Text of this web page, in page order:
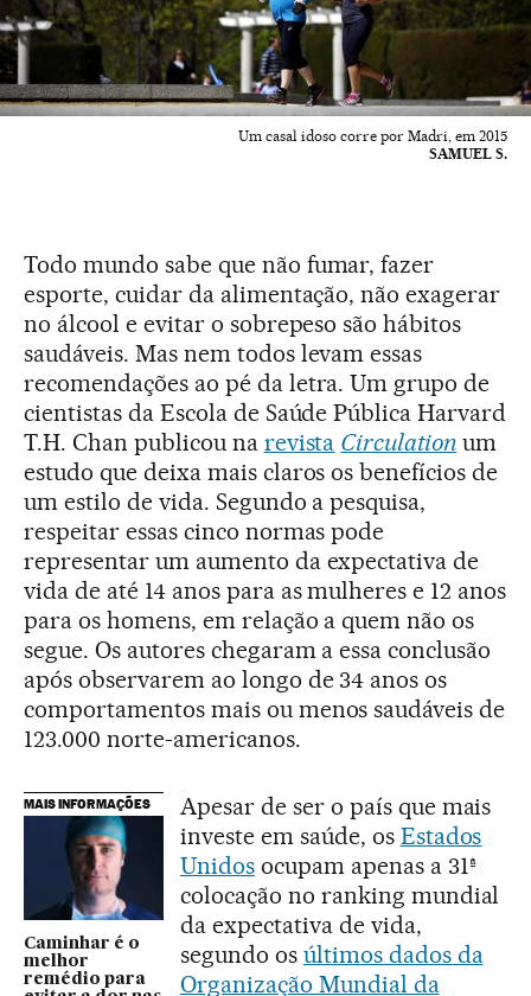
Um casal idoso corre por Madri, em 2015
SAMUEL S.
Todo mundo sabe que não fumar, fazer
esporte, cuidar da alimentação, não exagerar
no álcool e evitar o sobrepeso são hábitos
saudáveis. Mas nem todos levam essas
recomendações ao pé da letra. Um grupo de
cientistas da Escola de Saúde Pública Harvard
T.H. Chan publicou na revista Circulation um
estudo que deixa mais claros os benefícios de
um estilo de vida. Segundo a pesquisa,
respeitar essas cinco normas pode
representar um aumento da expectativa de
vida de até 14 anos para as mulheres e 12 anos
para os homens, em relação a quem não os
segue. Os autores chegaram a essa conclusão
após observarem ao longo de 34 anos os
comportamentos mais ou menos saudáveis de
123.000 norte-americanos.
MAIS INFORMAÇÕES
Caminhar é o
melhor
remédio para
Apesar de ser o país que mais
investe em saúde, os Estados
Unidosocupam apenas a 31ª
colocação no ranking mundial
da expectativa de vida,
segundo os últimos dados da
Organização Mundial da